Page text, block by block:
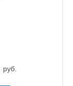
руб.